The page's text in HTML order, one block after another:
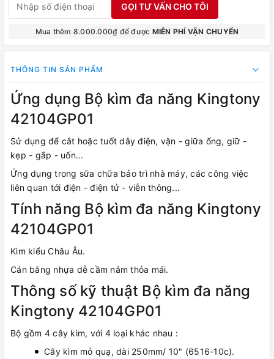
GỌI TƯ VẤN CHO TÔI
Mua thêm 8.000.000₫ để được MIỄN PHÍ VẬN CHUYỂN
THÔNG TIN SẢN PHẨM
Ứng dụng Bộ kìm đa năng Kingtony
42104GP01
Sử dụng để cắt hoặc tuốt dây điện, vặn - giữa ống, giữ -
kẹp - gắp - uốn...
Ứng dụng trong sữa chữa bảo trì nhà máy, các công việc
liên quan tới điện - điện tử - viễn thông...
Tính năng Bộ kìm đa năng Kingtony
42104GP01
Kìm kiểu Châu Âu.
Cán bằng nhựa dễ cầm nắm thỏa mái.
Thông số kỹ thuật Bộ kìm đa năng
Kingtony 42104GP01
Bộ gồm 4 cây kìm, với 4 loại khác nhau :
Cây kìm mỏ quạ, dài 250mm/ 10" (6516-10c).